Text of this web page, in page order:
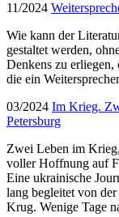
11/2024
Wie kann der
gestaltet werden,
Denkens zu erliegen,
die ein
03/2024 Im Krieg.
Petersburg
Zwei Leben im
voller Hoffnung auf
Eine ukrainische
lang begleitet von
Krug. Wenige Tage